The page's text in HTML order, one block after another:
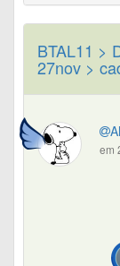
BTAL11 >
27nov >
em